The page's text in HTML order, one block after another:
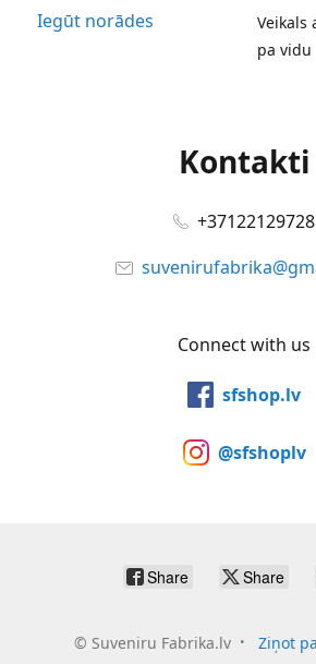
Iegūt norādes
Veikals
pa vidu
Kontakti
+37122129728
Connect with us
sfshop.lv
@sfshoplv
Share Share
© Suveniru Fabrika.lv Ziņot